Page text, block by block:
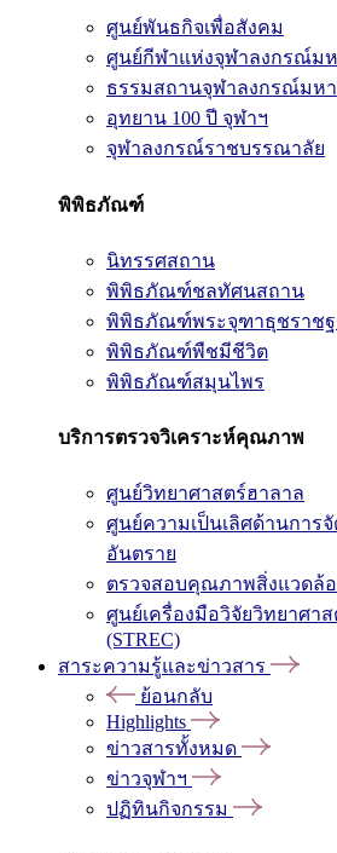
ศูนย์พันธกิจเพื่อสังคม
ศูนย์กีฬาแห่งจุฬาลงกรณ์ม
ธรรมสถานจุฬาลงกรณ์มห
อุทยาน 100 ปี จุฬาฯ
จุฬาลงกรณ์ราชบรรณาลัย
พิพิธภัณฑ์
นิทรรศสถาน
พิพิธภัณฑ์ชลทัศนสถาน
พิพิธภัณฑ์พระจุฑาธุชราช
พิพิธภัณฑ์พืชมีชีวิต
พิพิธภัณฑ์สมุนไพร
บริการตรวจวิเคราะห์คุณภาพ
ศูนย์วิทยาศาสตร์ฮาลาล
ศูนย์ความเป็นเลิศด้านการ
อันตราย
ตรวจสอบคุณภาพสิ่งแวดล้
ศูนย์เครื่องมือวิจัยวิทยาศา
(STREC)
สาระความรู้และข่าวสาร
ย้อนกลับ
Highlights
ข่าวสารทั้งหมด
ข่าวจุฬาฯ
ปฏิทินกิจกรรม